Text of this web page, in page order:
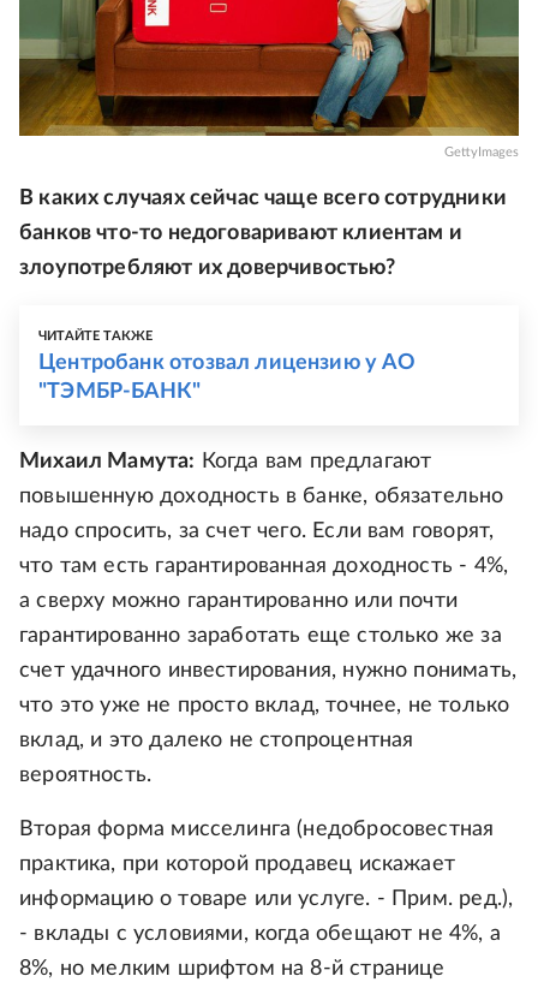
GettyImages
В каких случаях сейчас чаще всего сотрудники
банков что-то недоговаривают клиентам и
злоупотребляют их доверчивостью?
ЧИТАЙТЕ ТАКЖЕ
Центробанк отозвал лицензию у АО
"ТЭМБР-БАНК"
Михаил Мамута: Когда вам предлагают
повышенную доходность в банке, обязательно
надо спросить, за счет чего. Если вам говорят,
что там есть гарантированная доходность - 4%,
а сверху можно гарантированно или почти
гарантированно заработать еще столько же за
счет удачного инвестирования, нужно понимать,
что это уже не просто вклад, точнее, не только
вклад, и это далеко не стопроцентная
вероятность.
Вторая форма мисселинга (недобросовестная
практика, при которой продавец искажает
информацию о товаре или услуге. - Прим. ред.),
- вклады с условиями, когда обещают не 4%, а
8%, но мелким шрифтом на 8-й странице